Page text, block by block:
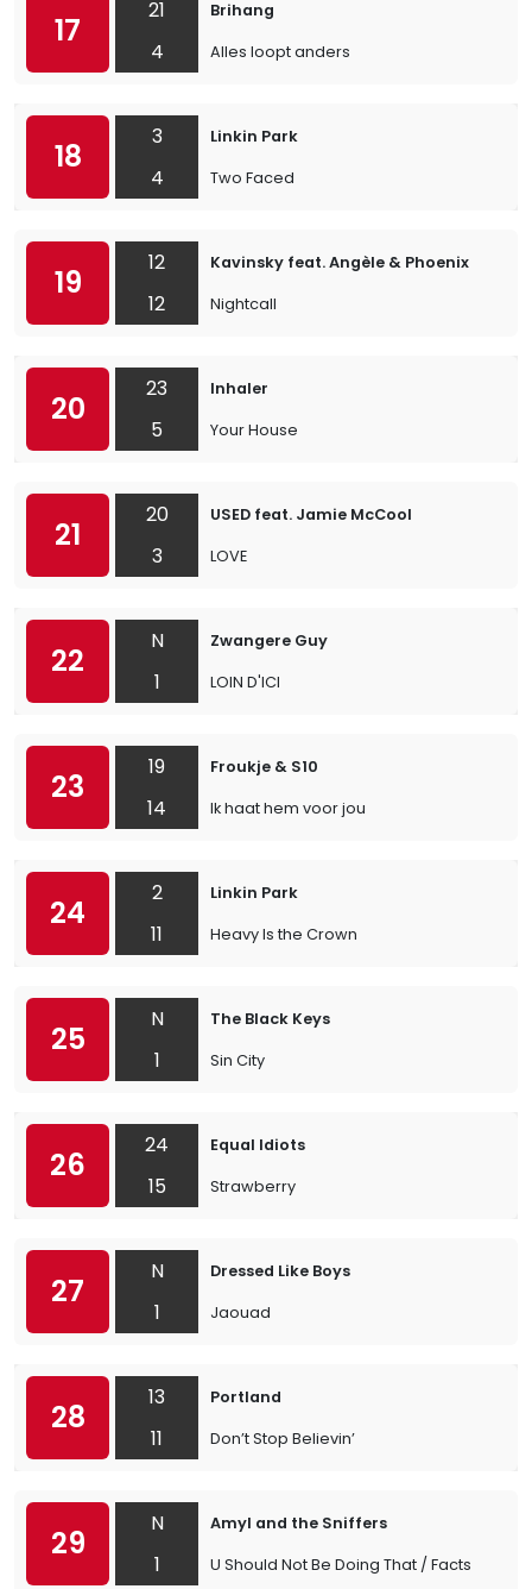
17
21
4
Brihang
Alles loopt anders
18
3
4
Linkin Park
Two Faced
19
12
12
Kavinsky feat. Angèle & Phoenix
Nightcall
20
23
5
Inhaler
Your House
21
20
3
USED feat. Jamie McCool
LOVE
22
N
1
Zwangere Guy
LOIN D'ICI
23
19
14
Froukje & S10
Ik haat hem voor jou
24
2
11
Linkin Park
Heavy Is the Crown
25
N
1
The Black Keys
Sin City
26
24
15
Equal Idiots
Strawberry
27
N
1
Dressed Like Boys
Jaouad
28
13
11
Portland
Don’t Stop Believin’
29
N
1
Amyl and the Sniffers
U Should Not Be Doing That / Facts